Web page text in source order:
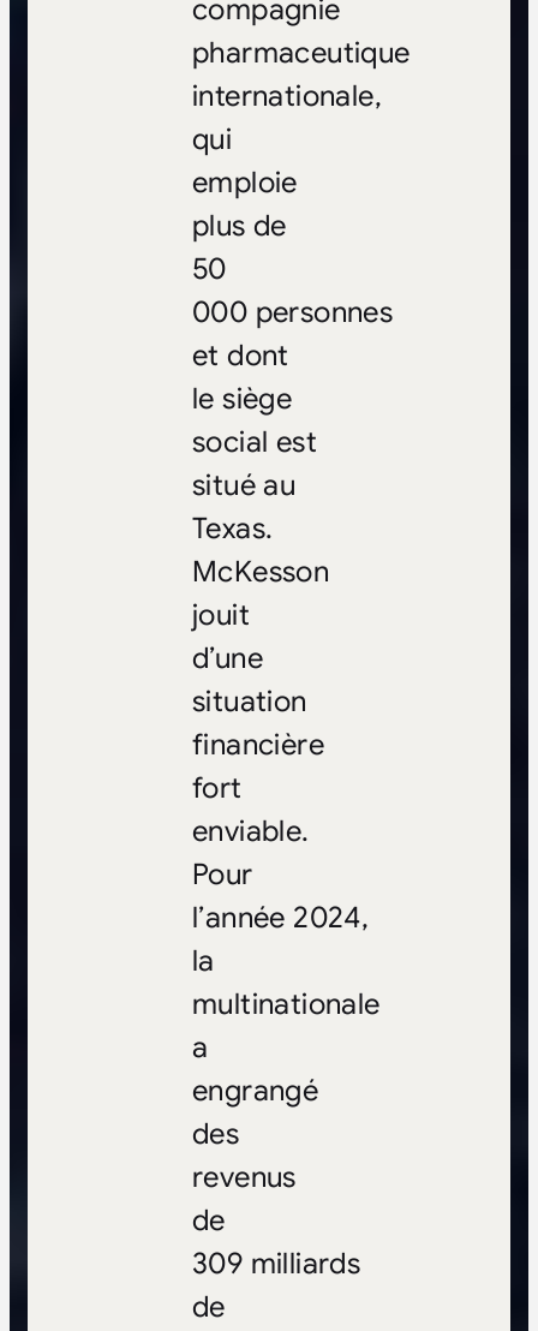
compagnie
pharmaceutique
internationale,
qui
emploie
plus de
50
000 personnes
et dont
le siège
social est
situé au
Texas.
McKesson
jouit
d’une
situation
financière
fort
enviable.
Pour
l’année 2024,
la
multinationale
a
engrangé
des
revenus
de
309 milliards
de